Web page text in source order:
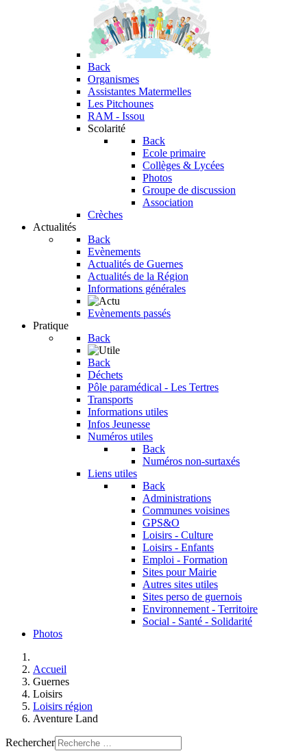
Back
Organismes
Assistantes Matermelles
Les Pitchounes
RAM - Issou
Scolarité
Back
Ecole primaire
Collèges & Lycées
Photos
Groupe de discussion
Association
Crèches
Actualités
Back
Evènements
Actualités de Guernes
Actualités de la Région
Informations générales
Evènements passés
Pratique
Back
Back
Déchets
Pôle paramédical - Les Tertres
Transports
Informations utiles
Infos Jeunesse
Numéros utiles
Back
Numéros non-surtaxés
Liens utiles
Back
Administrations
Communes voisines
GPS&O
Loisirs - Culture
Loisirs - Enfants
Emploi - Formation
Sites pour Mairie
Autres sites utiles
Sites perso de guernois
Environnement - Territoire
Social - Santé - Solidarité
Photos
Accueil
Guernes
Loisirs
Loisirs région
Aventure Land
Rechercher